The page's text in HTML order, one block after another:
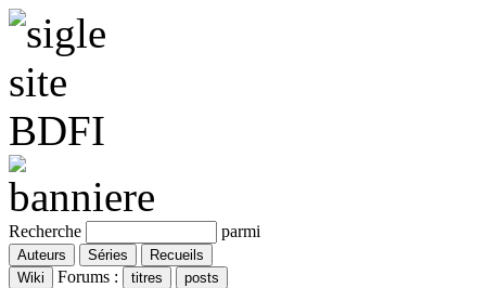
Recherche parmi
Forums :